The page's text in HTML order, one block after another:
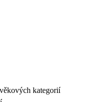
kategorií